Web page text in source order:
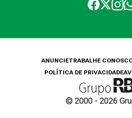
ANUNCIETRABALHE
POLÍTICA DE PRIVACIDADE
© 2000 - 2026